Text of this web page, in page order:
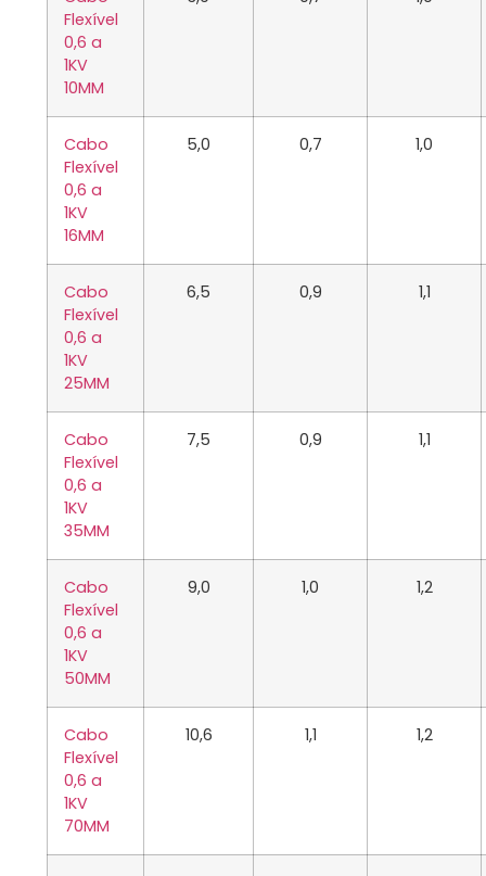
Flexível
0,6 a
1KV
10MM
Cabo
Flexível
0,6 a
1KV
16MM
5,0 0,7 1,0
Cabo
Flexível
0,6 a
1KV
25MM
6,5 0,9 1,1
Cabo
Flexível
0,6 a
1KV
35MM
7,5 0,9 1,1
Cabo
Flexível
0,6 a
1KV
50MM
9,0 1,0 1,2
Cabo
Flexível
0,6 a
1KV
70MM
10,6 1,1 1,2